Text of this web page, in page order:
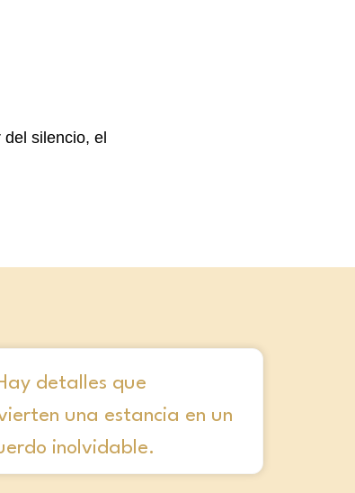
silencio, el
detalles que
una estancia en un
inolvidable.